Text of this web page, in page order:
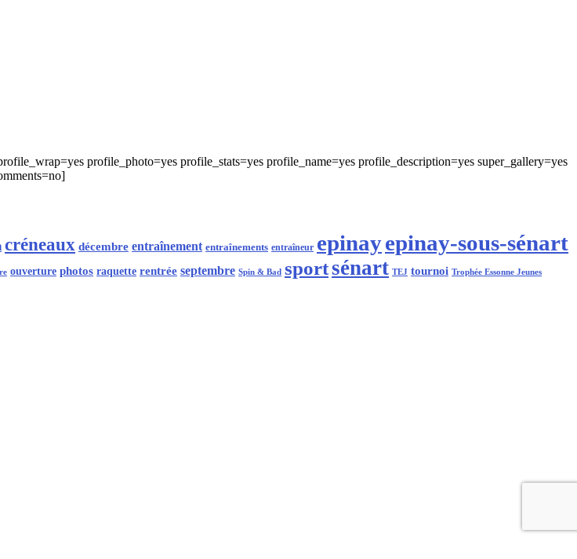
profile_photo=yes profile_stats=yes profile_name=yes profile_description=yes super_gallery=yes
créneaux décembre entraînement entraînements entraîneur epinayepinay-sous-sénart
ouverture photos raquette rentrée septembre Spin & Bad sportsénart TEJ tournoi Trophée Essonne Jeunes